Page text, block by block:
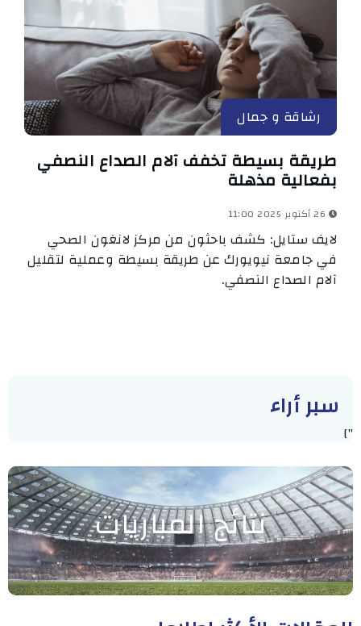
رشاقة و جمال
طريقة بسيطة تخفف آلام الصداع النصفي
بفعالية مذهلة
لايف ستايل: كشف باحثون من مركز لانغون الصحي
في جامعة نيويورك عن طريقة بسيطة وعملية لتقليل
آلام الصداع النصفي.
سبر أراء
"]
نتائج المباريات